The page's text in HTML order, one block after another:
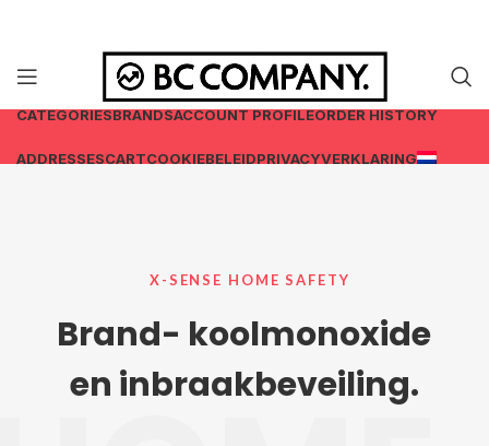
CATEGORIESBRANDSACCOUNT PROFILEORDER HISTORY
ADDRESSESCARTCOOKIEBELEIDPRIVACYVERKLARING
Brand- koolmonoxide
en inbraakbeveiling.
X-SENSE HOME SAFETY